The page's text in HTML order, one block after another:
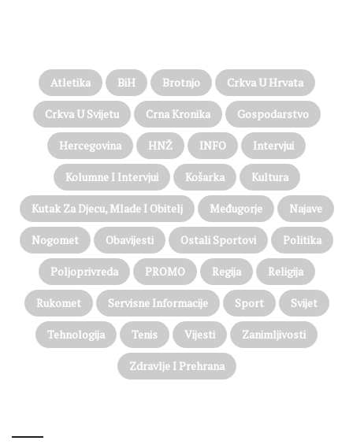
Atletika BiH Brotnjo Crkva U Hrvata
Crkva U Svijetu Crna Kronika Gospodarstvo
Hercegovina HNŽ INFO Intervjui
Kolumne I Intervjui Košarka Kultura
Kutak Za Djecu, Mlade I Obitelj Međugorje Najave
Nogomet Obavijesti Ostali Sportovi Politika
Poljoprivreda PROMO Regija Religija
Rukomet Servisne Informacije Sport Svijet
Tehnologija Tenis Vijesti Zanimljivosti
Zdravlje I Prehrana